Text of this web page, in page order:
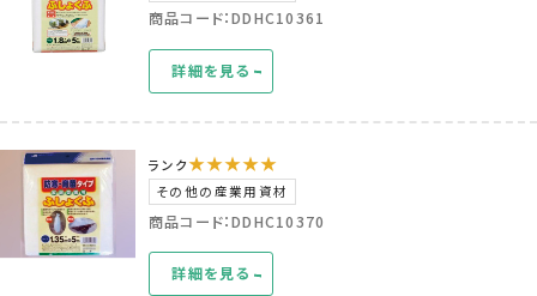
商品コード：DDHC10361
詳細を見る
ランク★★★★★
その他の産業用資材
商品コード：DDHC10370
詳細を見る